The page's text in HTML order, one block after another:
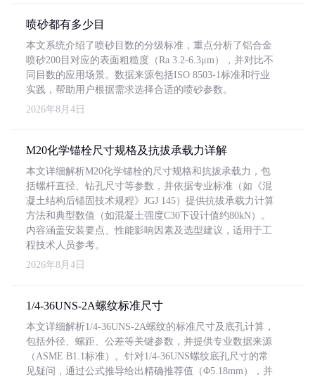
喷砂都有多少目
本文系统介绍了喷砂目数的分级标准，重点分析了铝合金
喷砂200目对应的表面粗糙度（Ra 3.2-6.3μm），并对比不
同目数的应用场景。数据来源包括ISO 8503-1标准和行业
实践，帮助用户根据需求选择合适的喷砂参数。
2026年8月4日
M20化学锚栓尺寸规格及抗拔承载力详解
本文详细解析M20化学锚栓的尺寸规格和抗拔承载力，包
括螺杆直径、钻孔尺寸等参数，并依据专业标准（如《混
凝土结构后锚固技术规程》JGJ 145）提供抗拔承载力计算
方法和典型数值（如混凝土强度C30下设计值约80kN）。
内容涵盖安装要点、性能影响因素及选型建议，适用于工
程技术人员参考。
2026年8月4日
1/4-36UNS-2A螺纹标准尺寸
本文详细解析1/4-36UNS-2A螺纹的标准尺寸及底孔计算，
包括外径、螺距、公差等关键参数，并提供专业数据来源
（ASME B1.1标准）。针对1/4-36UNS螺纹底孔尺寸的常
见疑问，通过公式推导给出精确推荐值（Φ5.18mm），并